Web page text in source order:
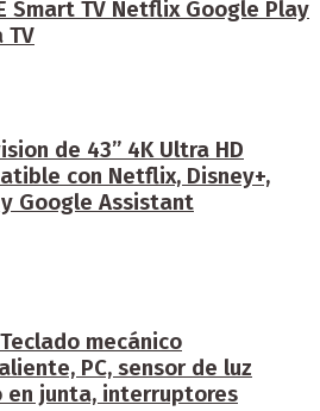
Smart TV Netflix Google Play
TV
de 43” 4K Ultra HD
con Netflix, Disney+,
Google Assistant
mecánico
PC, sensor de luz
en junta, interruptores